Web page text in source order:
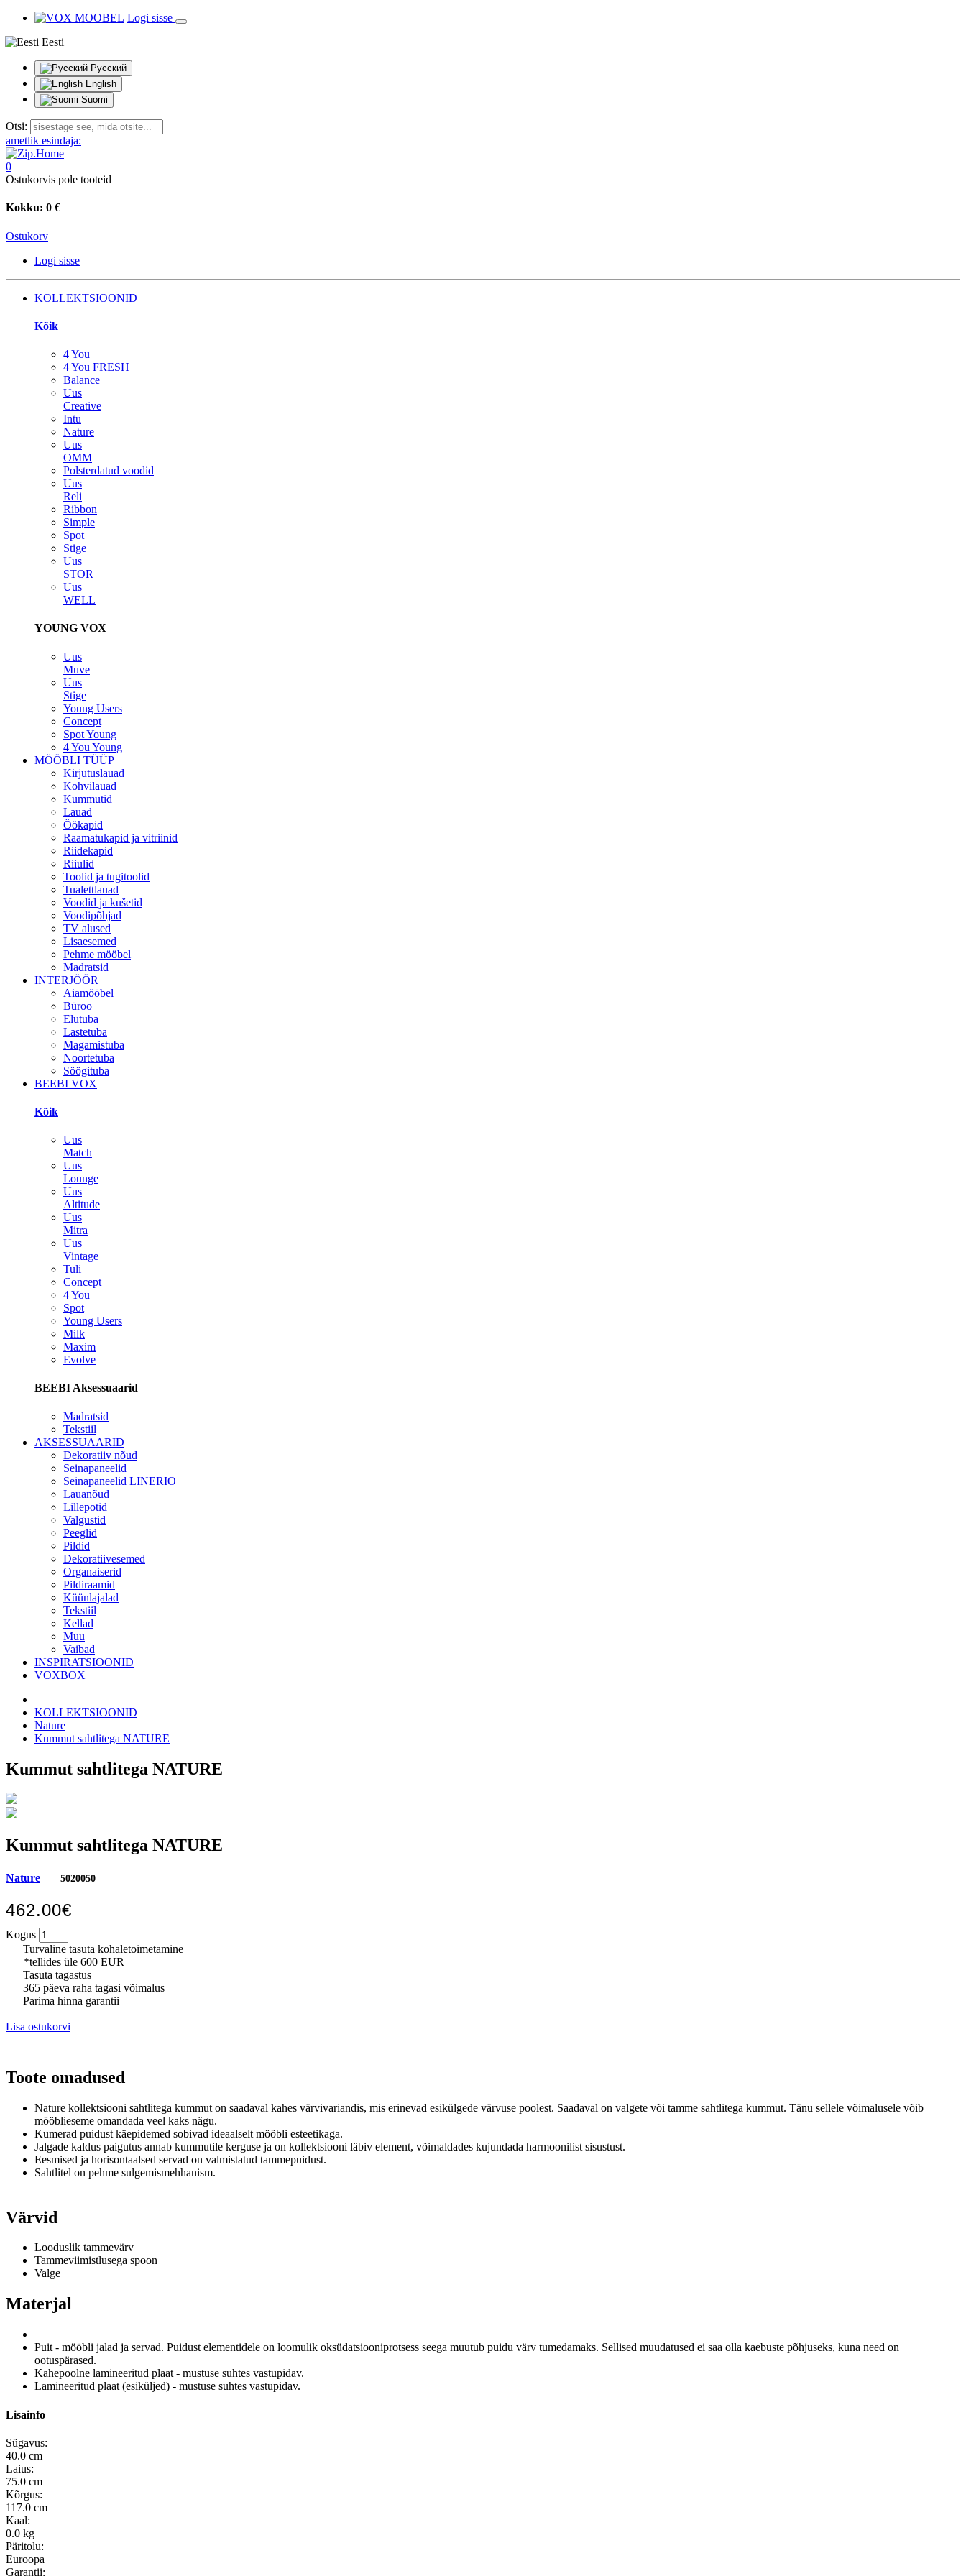
Logi sisse
Eesti
Русский
English
Suomi
Otsi:
ametlik esindaja:
0
Ostukorvis pole tooteid
Kokku: 0 €
Ostukorv
Logi sisse
KOLLEKTSIOONID
Kõik
4 You
4 You FRESH
Balance
Uus
Creative
Intu
Nature
Uus
OMM
Polsterdatud voodid
Uus
Reli
Ribbon
Simple
Spot
Stige
Uus
STOR
Uus
WELL
YOUNG VOX
Uus
Muve
Uus
Stige
Young Users
Concept
Spot Young
4 You Young
MÖÖBLI TÜÜP
Kirjutuslauad
Kohvilauad
Kummutid
Lauad
Öökapid
Raamatukapid ja vitriinid
Riidekapid
Riiulid
Toolid ja tugitoolid
Tualettlauad
Voodid ja kušetid
Voodipõhjad
TV alused
Lisaesemed
Pehme mööbel
Madratsid
INTERJÖÖR
Aiamööbel
Büroo
Elutuba
Lastetuba
Magamistuba
Noortetuba
Söögituba
BEEBI VOX
Kõik
Uus
Match
Uus
Lounge
Uus
Altitude
Uus
Mitra
Uus
Vintage
Tuli
Concept
4 You
Spot
Young Users
Milk
Maxim
Evolve
BEEBI Aksessuaarid
Madratsid
Tekstiil
AKSESSUAARID
Dekoratiiv nõud
Seinapaneelid
Seinapaneelid LINERIO
Lauanõud
Lillepotid
Valgustid
Peeglid
Pildid
Dekoratiivesemed
Organaiserid
Pildiraamid
Küünlajalad
Tekstiil
Kellad
Muu
Vaibad
INSPIRATSIOONID
VOXBOX
KOLLEKTSIOONID
Nature
Kummut sahtlitega NATURE
Kummut sahtlitega NATURE
Kummut sahtlitega NATURE
Nature 5020050
462.00€
Kogus
Turvaline tasuta kohaletoimetamine
*tellides üle 600 EUR
Tasuta tagastus
365 päeva raha tagasi võimalus
Parima hinna garantii
Lisa ostukorvi
Toote omadused
Nature kollektsiooni sahtlitega kummut on saadaval kahes värvivariandis, mis erinevad esikülgede värvuse poolest. Saadaval on valgete või tamme sahtlitega kummut. Tänu sellele võimalusele võib
mööblieseme omandada veel kaks nägu.
Kumerad puidust käepidemed sobivad ideaalselt mööbli esteetikaga.
Jalgade kaldus paigutus annab kummutile kerguse ja on kollektsiooni läbiv element, võimaldades kujundada harmoonilist sisustust.
Eesmised ja horisontaalsed servad on valmistatud tammepuidust.
Sahtlitel on pehme sulgemismehhanism.
Värvid
Looduslik tammevärv
Tammeviimistlusega spoon
Valge
Materjal
Puit - mööbli jalad ja servad. Puidust elementidele on loomulik oksüdatsiooniprotsess seega muutub puidu värv tumedamaks. Sellised muudatused ei saa olla kaebuste põhjuseks, kuna need on
ootuspärased.
Kahepoolne lamineeritud plaat - mustuse suhtes vastupidav.
Lamineeritud plaat (esiküljed) - mustuse suhtes vastupidav.
Lisainfo
Sügavus:
40.0 cm
Laius:
75.0 cm
Kõrgus:
117.0 cm
Kaal:
0.0 kg
Päritolu:
Euroopa
Garantii: